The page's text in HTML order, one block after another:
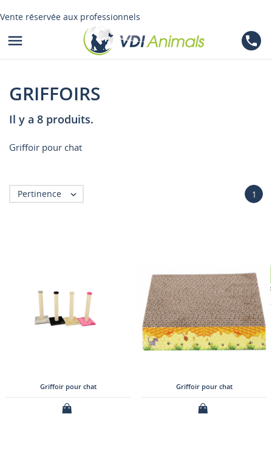
Vente réservée aux professionnels
 phone
GRIFFOIRS
Il y a 8 produits.
Griffoir pour chat
Pertinence  1
Griffoir pour chat Griffoir pour chat